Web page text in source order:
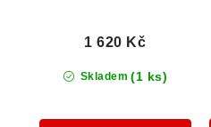
Skladem (1 ks)
1 620 Kč